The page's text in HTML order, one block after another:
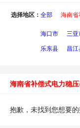
选择地区： 全部 海南省
海口市 三亚
乐东县 昌江
海南省补偿式电力稳
抱歉，未找到您想要